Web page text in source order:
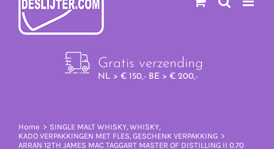
Gratis verzending
NL > € 150,- BE > € 200,-
Home SINGLE MALT WHISKY WHISKY
KADO VERPAKKINGEN MET FLES GESCHENK VERPAKKING
ARRAN 12TH JAMES MAC TAGGART MASTER OF DISTILLING II 0.70